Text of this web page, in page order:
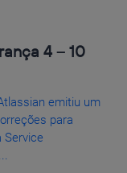
4 – 10
emitiu um
para
Service